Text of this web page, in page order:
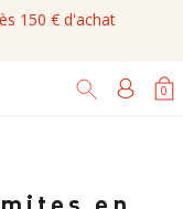
150 € d'achat
0